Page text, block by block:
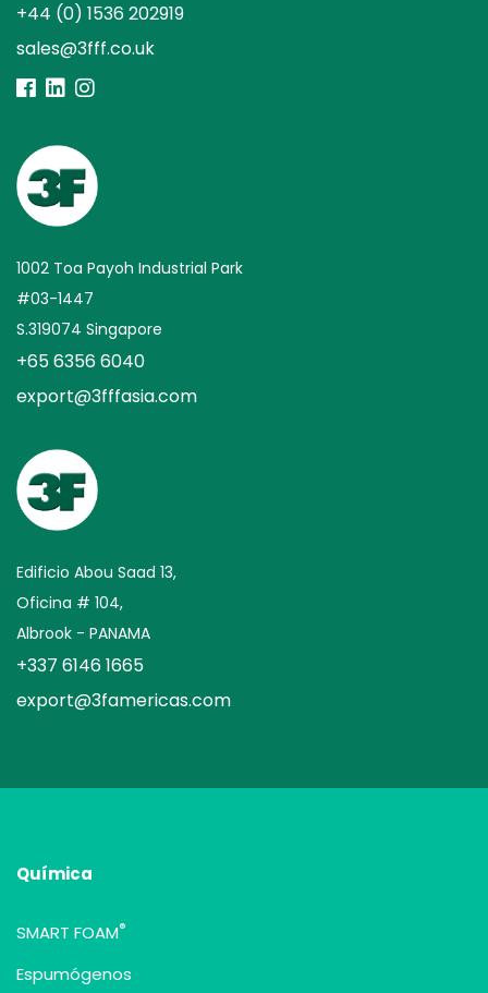
+44 (0) 1536 202919
sales@3fff.co.uk
1002 Toa Payoh Industrial Park
#03-1447
S.319074 Singapore
+65 6356 6040
export@3fffasia.com
Edificio Abou Saad 13,
Oficina # 104,
Albrook - PANAMA
+337 6146 1665
export@3famericas.com
Química
SMART FOAM®
Espumógenos